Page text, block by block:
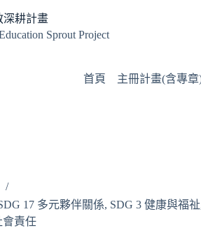
深耕計畫
Sprout Project
首頁 主冊計畫(含專章
17 多元夥伴關係, SDG 3 健康與福祉
會責任